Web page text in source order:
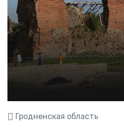
Гродненская область